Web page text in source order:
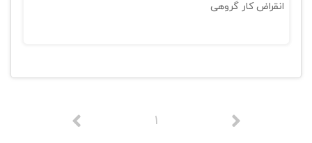
انقراض کار گروهی
1